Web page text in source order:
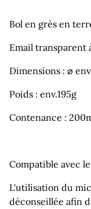
Bol en grès en
Email
Dimensions : ⌀
Poids : env.195g
Contenance :
Compatible avec
L'utilisation du
déconseillée afin